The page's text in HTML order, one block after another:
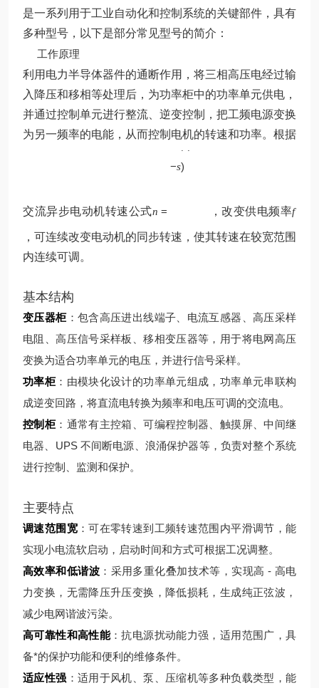
是一系列用于工业自动化和控制系统的关键部件，具有
多种型号，以下是部分常见型号的简介：
工作原理
利用电力半导体器件的通断作用，将三相高压电经过输
入降压和移相等处理后，为功率柜中的功率单元供电，
并通过控制单元进行整流、逆变控制，把工频电源变换
为另一频率的电能，从而控制电机的转速和功率。根据
交流异步电动机转速公式n =
p
−s)
，改变供电频率f
，可连续改变电动机的同步转速，使其转速在较宽范围
内连续可调。
基本结构
变压器柜：包含高压进出线端子、电流互感器、高压采样
电阻、高压信号采样板、移相变压器等，用于将电网高压
变换为适合功率单元的电压，并进行信号采样。
功率柜：由模块化设计的功率单元组成，功率单元串联构
成逆变回路，将直流电转换为频率和电压可调的交流电。
控制柜：通常有主控箱、可编程控制器、触摸屏、中间继
电器、UPS 不间断电源、浪涌保护器等，负责对整个系统
进行控制、监测和保护。
主要特点
调速范围宽：可在零转速到工频转速范围内平滑调节，能
实现小电流软启动，启动时间和方式可根据工况调整。
高效率和低谐波 ：采用多重化叠加技术等，实现高 - 高电
力变换，无需降压升压变换，降低损耗，生成纯正弦波，
减少电网谐波污染。
高可靠性和高性能：抗电源扰动能力强，适用范围广，具
备*的保护功能和便利的维修条件。
适应性强 ：适用于风机、泵、压缩机等多种负载类型，能